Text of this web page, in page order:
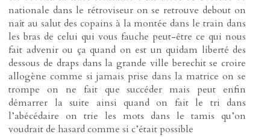
nationale dans le rétroviseur on se retrouve debout on
naît au salut des copains à la montée dans le train dans
les bras de celui qui vous fauche peut-être ce qui nous
fait advenir ou ça quand on est un quidam liberté des
dessous de draps dans la grande ville berechit se croire
allogène comme si jamais prise dans la matrice on se
trompe on ne fait que succéder mais peut enfin
démarrer la suite ainsi quand on fait le tri dans
l’abécédaire on trie les mots dans le tamis qu’on
voudrait de hasard comme si c’était possible